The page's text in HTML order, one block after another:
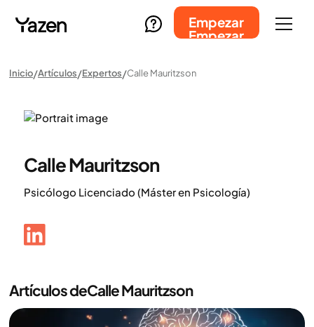
Empezar
Empezar
Inicio Artículos Expertos Calle Mauritzson
Calle Mauritzson
Psicólogo Licenciado (Máster en Psicología)
Artículos deCalle Mauritzson